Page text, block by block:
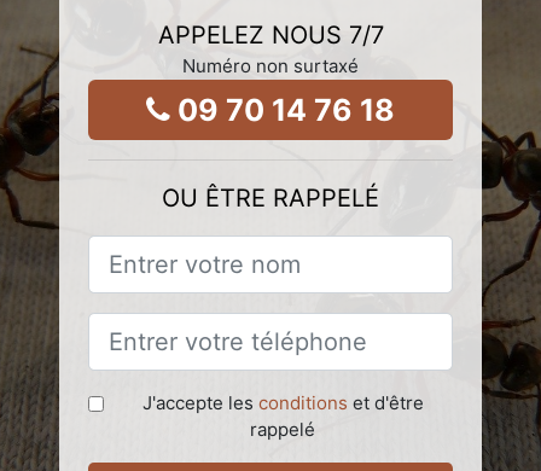
APPELEZ NOUS 7/7
Numéro non surtaxé
09 70 14 76 18
OU ÊTRE RAPPELÉ
J'accepte les conditions et d'être
rappelé